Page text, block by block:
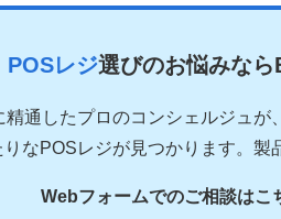
POSレジ選びのお悩みなら
精通したプロのコンシェルジュ
りなPOSレジが見つかります。製
Webフォームでのご相談はこ